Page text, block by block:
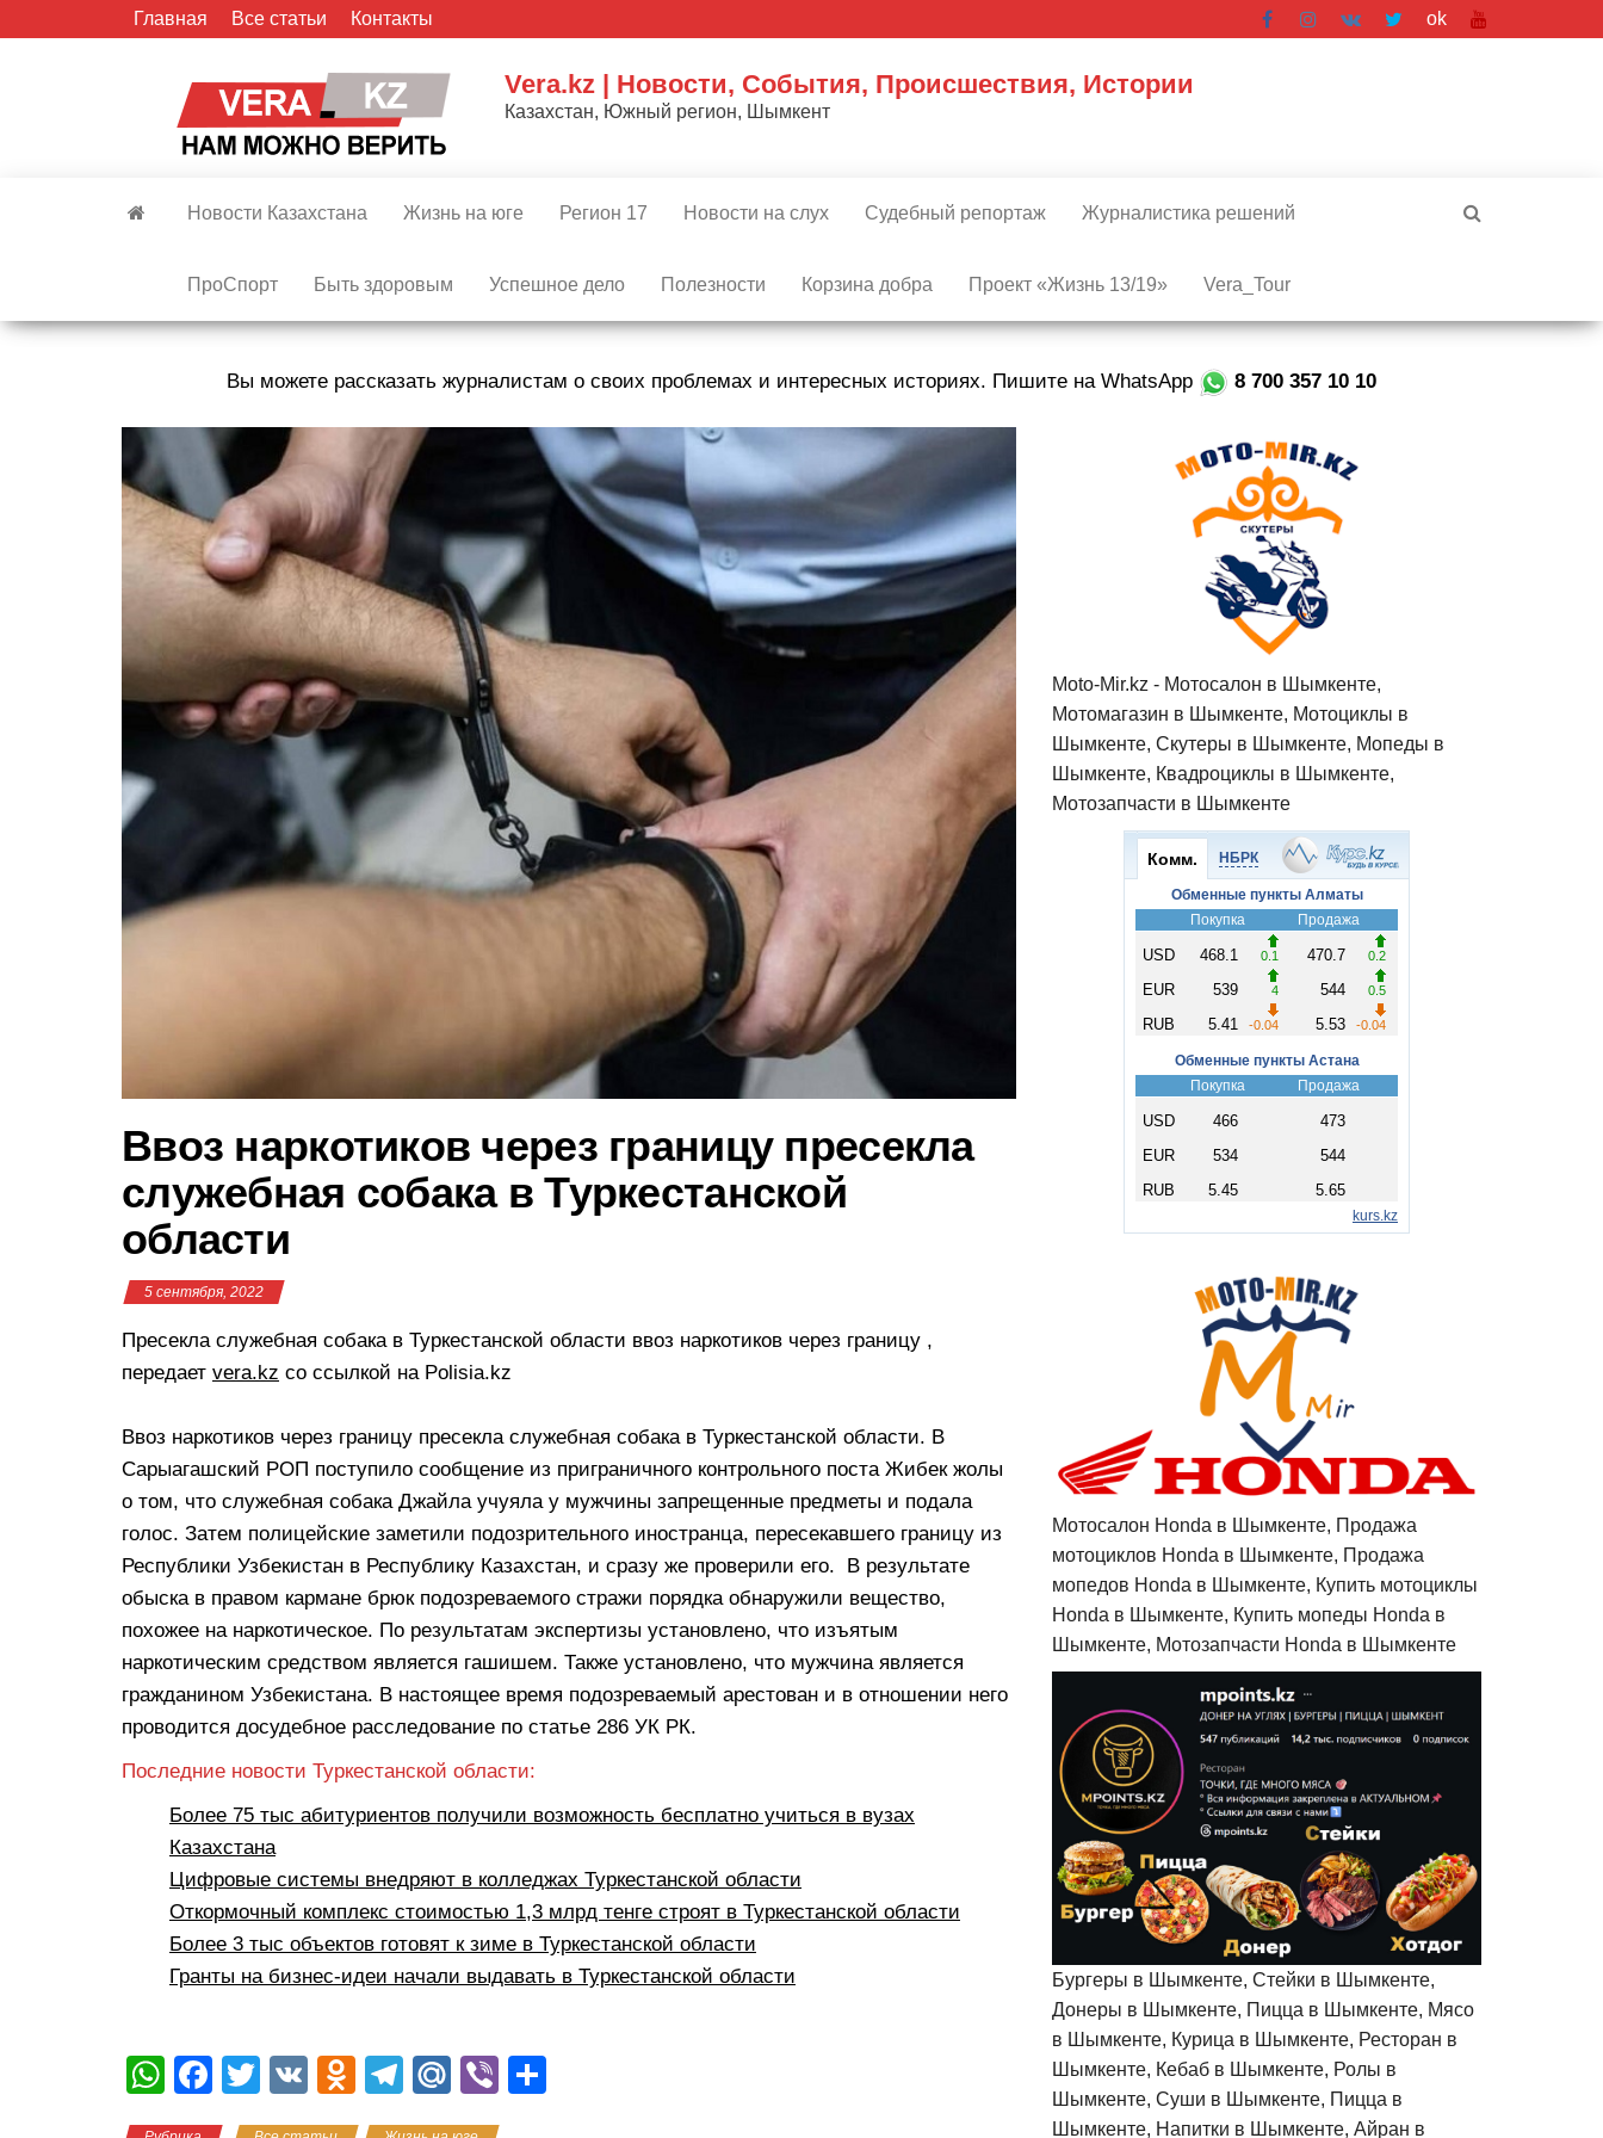
Главная Все статьи Контакты ok
Vera.kz | Новости, События, Происшествия, Истории
Казахстан, Южный регион, Шымкент
Новости Казахстана Жизнь на юге Регион 17 Новости на слух Судебный репортаж Журналистика решений
ПроСпорт Быть здоровым Успешное дело Полезности Корзина добра Проект «Жизнь 13/19» Vera_Tour
Вы можете рассказать журналистам о своих проблемах и интересных историях. Пишите на WhatsApp 8 700 357 10 10
Ввоз наркотиков через границу пресекла
служебная собака в Туркестанской
области
5 сентября, 2022
Пресекла служебная собака в Туркестанской области ввоз наркотиков через границу ,
передает vera.kz со ссылкой на Polisia.kz
Ввоз наркотиков через границу пресекла служебная собака в Туркестанской области. В
Сарыагашский РОП поступило сообщение из приграничного контрольного поста Жибек жолы
о том, что служебная собака Джайла учуяла у мужчины запрещенные предметы и подала
голос. Затем полицейские заметили подозрительного иностранца, пересекавшего границу из
Республики Узбекистан в Республику Казахстан, и сразу же проверили его. В результате
обыска в правом кармане брюк подозреваемого стражи порядка обнаружили вещество,
похожее на наркотическое. По результатам экспертизы установлено, что изъятым
наркотическим средством является гашишем. Также установлено, что мужчина является
гражданином Узбекистана. В настоящее время подозреваемый арестован и в отношении него
проводится досудебное расследование по статье 286 УК РК.
Последние новости Туркестанской области:
Более 75 тыс абитуриентов получили возможность бесплатно учиться в вузах
Казахстана
Цифровые системы внедряют в колледжах Туркестанской области
Откормочный комплекс стоимостью 1,3 млрд тенге строят в Туркестанской области
Более 3 тыс объектов готовят к зиме в Туркестанской области
Гранты на бизнес-идеи начали выдавать в Туркестанской области
W F
T
V
O
T
M Vi
Moto-Mir.kz - Мотосалон в Шымкенте,
Мотомагазин в Шымкенте, Мотоциклы в
Шымкенте, Скутеры в Шымкенте, Мопеды в
Шымкенте, Квадроциклы в Шымкенте,
Мотозапчасти в Шымкенте
Мотосалон Honda в Шымкенте, Продажа
мотоциклов Honda в Шымкенте, Продажа
мопедов Honda в Шымкенте, Купить мотоциклы
Honda в Шымкенте, Купить мопеды Honda в
Шымкенте, Мотозапчасти Honda в Шымкенте
Бургеры в Шымкенте, Стейки в Шымкенте,
Донеры в Шымкенте, Пицца в Шымкенте, Мясо
в Шымкенте, Курица в Шымкенте, Ресторан в
Шымкенте, Кебаб в Шымкенте, Ролы в
Шымкенте, Суши в Шымкенте, Пицца в
Шымкенте, Напитки в Шымкенте, Айран в